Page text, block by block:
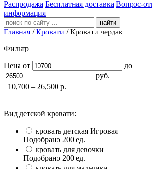
Распродажа Бесплатная доставка Вопрос-
информация
найти
Главная /Кровати /Кровати чердак
Фильтр
Цена от
до
руб.
10,700 – 26,500 р.
Вид детской кровати:
кровать детская Игровая
Подобрано 200 ед.
кровать для девочки
Подобрано 200 ед.